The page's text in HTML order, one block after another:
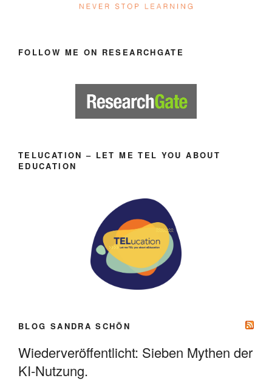
FOLLOW ME ON RESEARCHGATE
TELUCATION – LET ME TEL YOU ABOUT
EDUCATION
BLOG SANDRA SCHÖN
Wiederveröffentlicht: Sieben Mythen der
KI-Nutzung.